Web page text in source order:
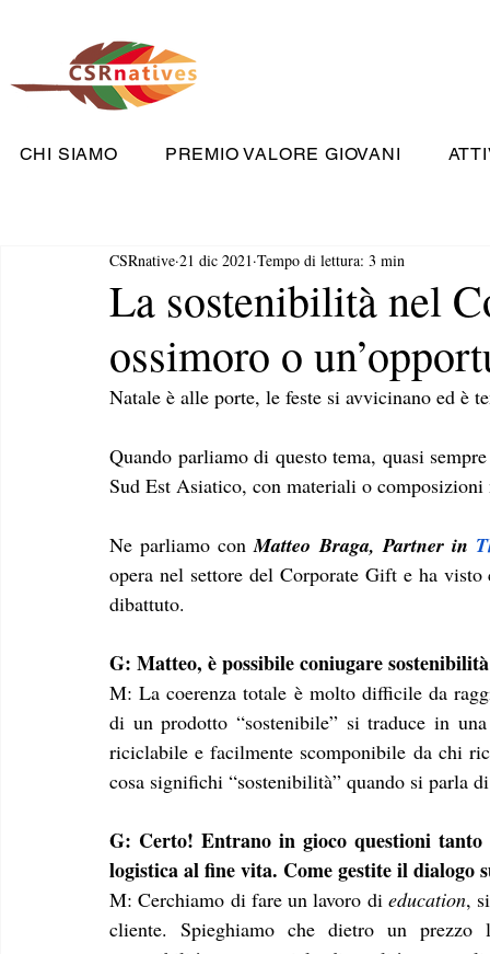
CHI SIAMO PREMIO VALORE GIOVANI
La sostenibilità nel
ossimoro o
CSRnative 21 dic 2021 Tempo di lettura: 3 min
Natale è alle porte, le feste si avvicinano ed è
Quando parliamo di questo tema, quasi
Sud Est Asiatico, con materiali o
Ne parliamo con Matteo Braga, Partner in
opera nel settore del Corporate Gift e ha
dibattuto.
G: Matteo, è possibile coniugare
M: La coerenza totale è molto difficile da
di un prodotto “sostenibile” si traduce in
riciclabile e facilmente scomponibile da chi
cosa significhi “sostenibilità” quando si parla
G: Certo! Entrano in gioco questioni
logistica al fine vita. Come gestite il dialogo
M: Cerchiamo di fare un lavoro di education,
cliente. Spieghiamo che dietro un